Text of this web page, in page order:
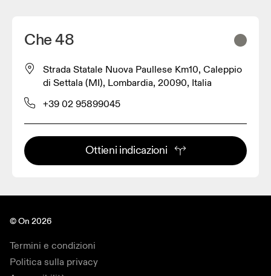
Che 48
Strada Statale Nuova Paullese Km10, Caleppio
di Settala (MI), Lombardia, 20090, Italia
+39 02 95899045
Ottieni indicazioni
© On 2026
Termini e condizioni
Politica sulla privacy